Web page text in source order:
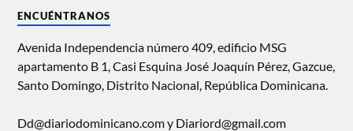
ENCUÉNTRANOS
Avenida Independencia número 409, edificio MSG
apartamento B 1, Casi Esquina José Joaquín Pérez, Gazcue,
Santo Domingo, Distrito Nacional, República Dominicana.
Dd@diariodominicano.com y Diariord@gmail.com